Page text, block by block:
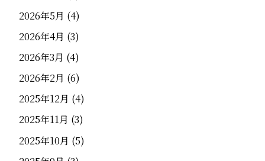
2026年5月 (4)
2026年4月 (3)
2026年3月 (4)
2026年2月 (6)
2025年12月 (4)
2025年11月 (3)
2025年10月 (5)